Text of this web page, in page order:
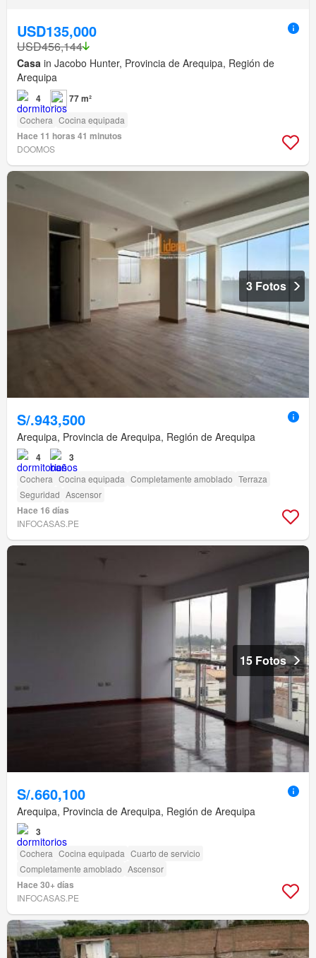
USD135,000
USD456,144
Casa in Jacobo Hunter, Provincia de Arequipa, Región de
Arequipa
4 77 m²
Cochera Cocina equipada
Hace 11 horas 41 minutos
DOOMOS
3 Fotos
S/.943,500
Arequipa, Provincia de Arequipa, Región de Arequipa
4 3
Cochera Cocina equipada Completamente amoblado Terraza
Seguridad Ascensor
Hace 16 días
INFOCASAS.PE
15 Fotos
S/.660,100
Arequipa, Provincia de Arequipa, Región de Arequipa
3
Cochera Cocina equipada Cuarto de servicio
Completamente amoblado Ascensor
Hace 30+ días
INFOCASAS.PE